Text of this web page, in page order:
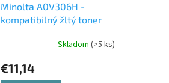
Minolta A0V306H -
kompatibilný žltý toner
Skladom(>5 ks)
€11,14